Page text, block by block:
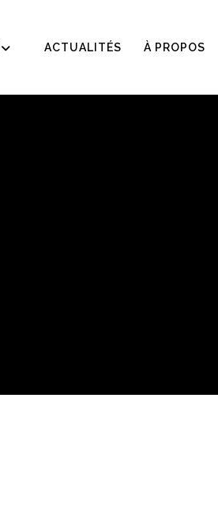
ACTUALITÉS À PROPOS